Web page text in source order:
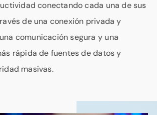
conectando cada una de sus
de una conexión privada y
comunicación segura y una
rápida de fuentes de datos y
masivas.